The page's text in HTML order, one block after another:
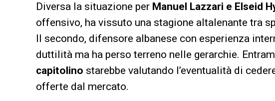
Diversa la situazione per Manuel Lazzari e Elseid
offensivo, ha vissuto una stagione altalenante tra
Il secondo, difensore albanese con esperienza
duttilità ma ha perso terreno nelle gerarchie.
capitolino starebbe valutando l’eventualità di
offerte dal mercato.